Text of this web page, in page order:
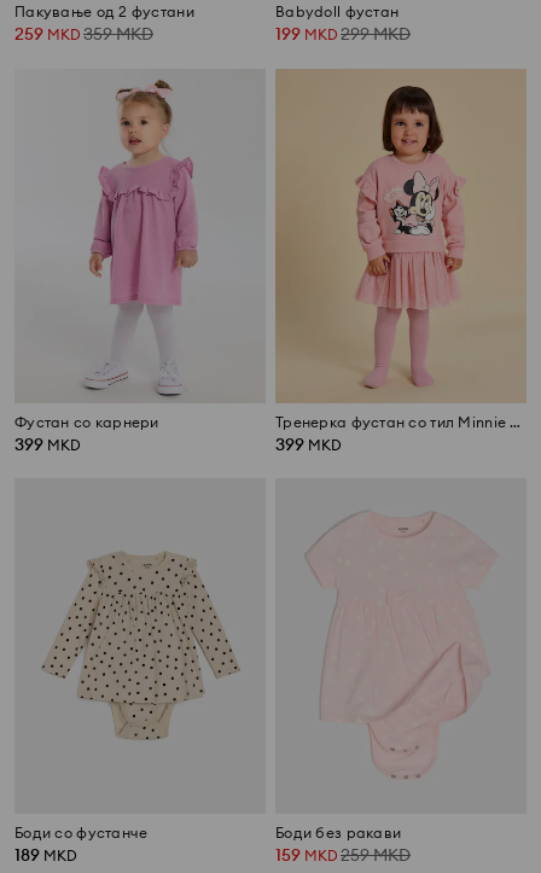
Пакување од 2 фустани
259 MKD 359MKD
Babydoll фустан
199 MKD 299MKD
Фустан со карнери
399 MKD
Тренерка фустан со тил Minnie Mouse
399 MKD
Боди со фустанче
189 MKD
Боди без ракави
159 MKD 259MKD